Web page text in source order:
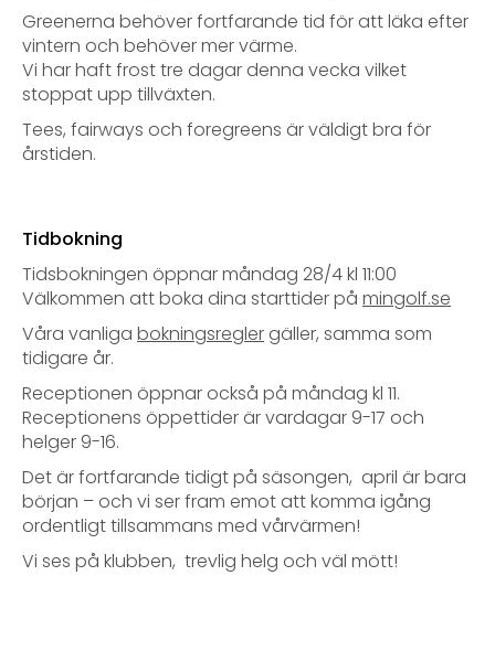
Greenerna behöver fortfarande tid för att läka efter
vintern och behöver mer värme.
Vi har haft frost tre dagar denna vecka vilket
stoppat upp tillväxten.
Tees, fairways och foregreens är väldigt bra för
årstiden.
Tidbokning
Tidsbokningen öppnar måndag 28/4 kl 11:00
Välkommen att boka dina starttider på mingolf.se
Våra vanliga bokningsregler gäller, samma som
tidigare år.
Receptionen öppnar också på måndag kl 11.
Receptionens öppettider är vardagar 9-17 och
helger 9-16.
Det är fortfarande tidigt på säsongen, april är bara
början – och vi ser fram emot att komma igång
ordentligt tillsammans med vårvärmen!
Vi ses på klubben, trevlig helg och väl mött!